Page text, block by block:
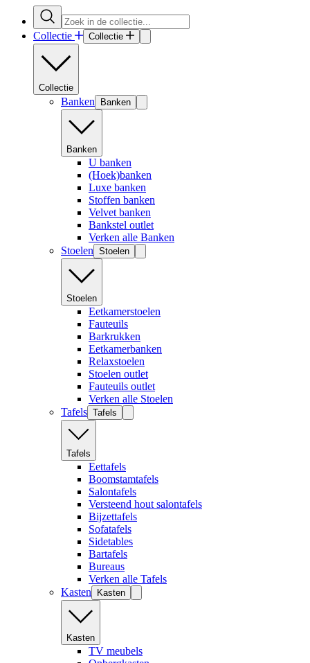
Collectie Collectie
Collectie
Banken Banken
Banken
U banken
(Hoek)banken
Luxe banken
Stoffen banken
Velvet banken
Bankstel outlet
Verken alle Banken
Stoelen Stoelen
Stoelen
Eetkamerstoelen
Fauteuils
Barkrukken
Eetkamerbanken
Relaxstoelen
Stoelen outlet
Fauteuils outlet
Verken alle Stoelen
Tafels Tafels
Tafels
Eettafels
Boomstamtafels
Salontafels
Versteend hout salontafels
Bijzettafels
Sofatafels
Sidetables
Bartafels
Bureaus
Verken alle Tafels
Kasten
Kasten
Kasten
TV meubels